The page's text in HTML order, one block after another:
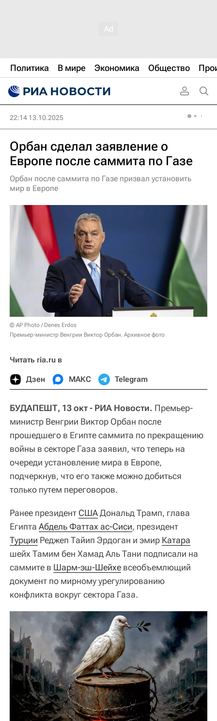
Политика В мире Экономика Общество
22:14 13.10.2025
Орбан сделал заявление о
Европе после саммита по Газе
Орбан после саммита по Газе призвал установить
мир в Европе
© AP Photo / Denes Erdos
Премьер-министр Венгрии Виктор Орбан. Архивное фото
Читать ria.ru в
Дзен МАКС Telegram
БУДАПЕШТ, 13 окт - РИА Новости. Премьер-
министр Венгрии Виктор Орбан после
прошедшего в Египте саммита по прекращению
войны в секторе Газа заявил, что теперь на
очереди установление мира в Европе,
подчеркнув, что его также можно добиться
только путем переговоров.
Ранее президент СШАДональд Трамп, глава
Египта Абдель Фаттах ас-Сиси, президент
Турции Реджеп Тайип Эрдоган и эмир Катара
шейх Тамим бен Хамад Аль Тани подписали на
саммите в Шарм-эш-Шейхе всеобъемлющий
документ по мирному урегулированию
конфликта вокруг сектора Газа.